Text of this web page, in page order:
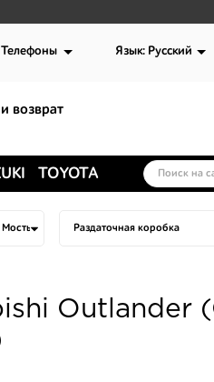
Телефоны Язык: Русский
возврат
TOYOTA
Outlander